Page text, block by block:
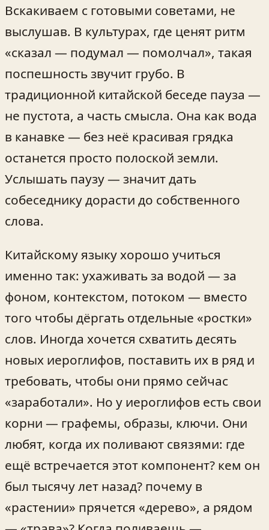
Вскакиваем с готовыми советами, не
выслушав. В культурах, где ценят ритм
«сказал — подумал — помолчал», такая
поспешность звучит грубо. В
традиционной китайской беседе пауза —
не пустота, а часть смысла. Она как вода
в канавке — без неё красивая грядка
останется просто полоской земли.
Услышать паузу — значит дать
собеседнику дорасти до собственного
слова.
Китайскому языку хорошо учиться
именно так: ухаживать за водой — за
фоном, контекстом, потоком — вместо
того чтобы дёргать отдельные «ростки»
слов. Иногда хочется схватить десять
новых иероглифов, поставить их в ряд и
требовать, чтобы они прямо сейчас
«заработали». Но у иероглифов есть свои
корни — графемы, образы, ключи. Они
любят, когда их поливают связями: где
ещё встречается этот компонент? кем он
был тысячу лет назад? почему в
«растении» прячется «дерево», а рядом